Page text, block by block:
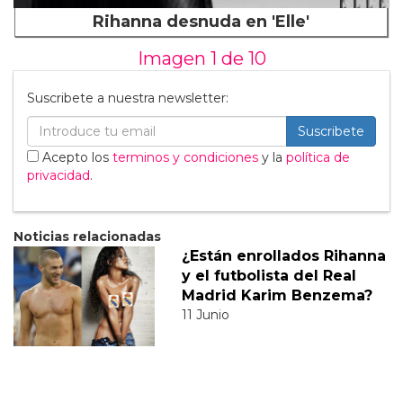
Rihanna desnuda en 'Elle'
Imagen 1 de 10
Suscribete a nuestra newsletter:
Suscribete
Acepto los terminos y condiciones y la política de
privacidad.
Noticias relacionadas
¿Están enrollados Rihanna
y el futbolista del Real
Madrid Karim Benzema?
11 Junio